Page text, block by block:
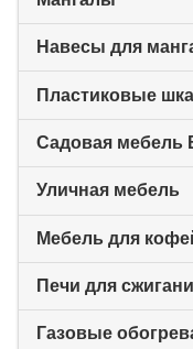
Навесы для
Пластиковые
Садовая мебель
Уличная мебель
Мебель для
Печи для
Газовые